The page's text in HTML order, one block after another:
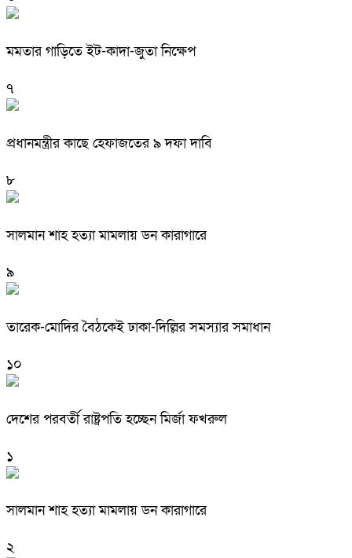
মমতার গাড়িতে ইট-কাদা-জুতা নিক্ষেপ
৭
প্রধানমন্ত্রীর কাছে হেফাজতের ৯ দফা দাবি
৮
সালমান শাহ হত্যা মামলায় ডন কারাগারে
৯
তারেক-মোদির বৈঠকেই ঢাকা-দিল্লির সমস্যার সমাধান
১০
দেশের পরবর্তী রাষ্ট্রপতি হচ্ছেন মির্জা ফখরুল
১
সালমান শাহ হত্যা মামলায় ডন কারাগারে
২